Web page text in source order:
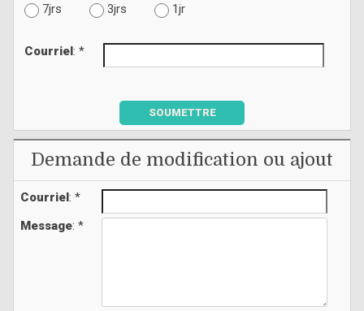
7jrs
3jrs 1jr
Courriel : *
SOUMETTRE
Demande de modification ou ajout
Courriel: *
Message: *